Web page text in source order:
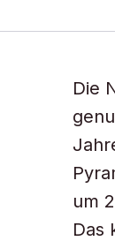
Die
um
Das